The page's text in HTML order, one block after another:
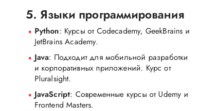
5. Языки программирования
Python: Курсы от Codecademy, GeekBrains и
JetBrains Academy.
Java: Подходит для мобильной разработки
и корпоративных приложений. Курс от
Pluralsight.
JavaScript: Современные курсы от Udemy и
Frontend Masters.